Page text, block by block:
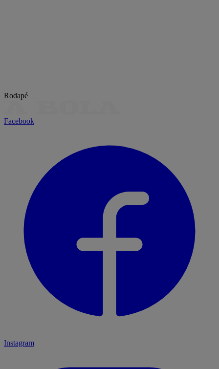
Rodapé
Facebook
Instagram